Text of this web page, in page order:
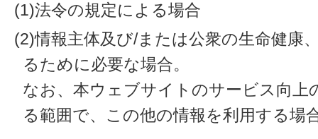
(1)法令の規定による場合
(2)情報主体及び/または公衆の生命健康
るために必要な場合。
なお、本ウェブサイトのサービス向上
る範囲で、この他の情報を利用する場